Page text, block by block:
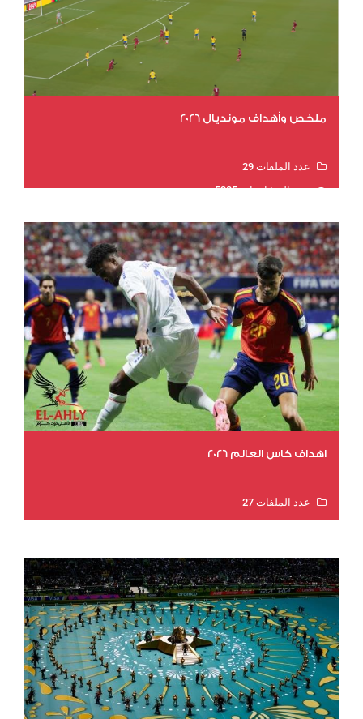
ملخص وأهداف مونديال 2026
عدد الملفات 29
عدد المشاهدات 5385
اهداف كاس العالم 2026
عدد الملفات 27